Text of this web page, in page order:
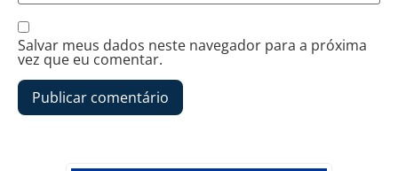
Salvar meus dados neste navegador para a próxima
vez que eu comentar.